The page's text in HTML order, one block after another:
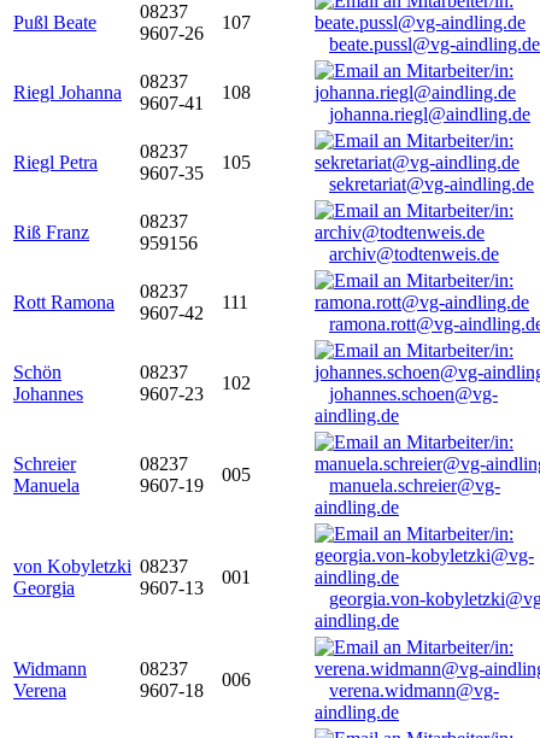
Pußl Beate
08237
9607-26
107
beate.pussl@vg-aindling.de
Riegl Johanna
08237
9607-41
108
johanna.riegl@aindling.de
Riegl Petra
08237
9607-35
105
sekretariat@vg-aindling.de
Riß Franz
08237
959156
archiv@todtenweis.de
Rott Ramona
08237
9607-42
111
ramona.rott@vg-
Schön
Johannes
08237
9607-23
102
johannes.schoen@vg-
aindling.de
Schreier
Manuela
08237
9607-19
005
manuela.schreier@vg-
aindling.de
von Kobyletzki
Georgia
08237
9607-13
001
georgia.von-
aindling.de
Widmann
Verena
08237
9607-18
006
verena.widmann@vg-
aindling.de